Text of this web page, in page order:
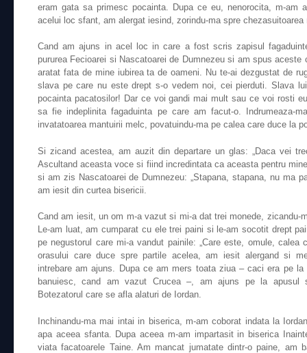
eram gata sa primesc pocainta. Dupa ce eu, nenorocita, m-am
acelui loc sfant, am alergat iesind, zorindu-ma spre chezasuitoarea
Cand am ajuns in acel loc in care a fost scris zapisul
pururea Fecioarei si Nascatoarei de Dumnezeu si am spus aceste
aratat fata de mine iubirea ta de oameni. Nu te-ai dezgustat de
slava pe care nu este drept s-o vedem noi, cei pierduti. Slava
pocainta pacatosilor! Dar ce voi gandi mai mult sau ce voi rosti
sa fie indeplinita fagaduinta pe care am facut-o. Indrumeaza-
invatatoarea mantuirii melc, povatuindu-ma pe calea care duce la
Si zicand acestea, am auzit din departare un glas: „Daca vei
Ascultand aceasta voce si fiind incredintata ca aceasta pentru
si am zis Nascatoarei de Dumnezeu: „Stapana, stapana, nu ma
am iesit din curtea bisericii.
Cand am iesit, un om m-a vazut si mi-a dat trei monede, zicandu-
Le-am luat, am cumparat cu ele trei paini si le-am socotit drept
pe negustorul care mi-a vandut painile: „Care este, omule, calea
orasului care duce spre partile acelea, am iesit alergand si
intrebare am ajuns. Dupa ce am mers toata ziua – caci era pe
banuiesc, cand am vazut Crucea –, am ajuns pe la apusul
Botezatorul care se afla alaturi de Iordan.
Inchinandu-ma mai intai in biserica, m-am coborat indata la
apa aceea sfanta. Dupa aceea m-am impartasit in biserica
viata facatoarele Taine. Am mancat jumatate dintr-o paine, am